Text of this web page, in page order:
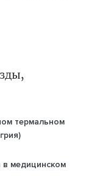
термальном
в медицинском